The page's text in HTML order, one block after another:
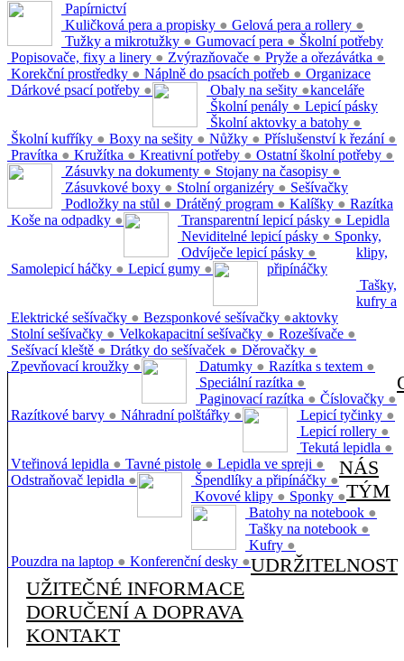
Papírnictví
Kuličková pera a propisky ● Gelová pera a rollery ●
Tužky a mikrotužky ● Gumovací pera ●
Popisovače, fixy a linery ● Zvýrazňovače ● Pryže a ořezávátka ●
Korekční prostředky ● Náplně do psacích potřeb ●
Dárkové psací potřeby ●
Školní potřeby
Obaly na sešity ●
Školní penály ●
Školní aktovky a batohy ●
Školní kufříky ● Boxy na sešity ● Nůžky ● Příslušenství k řezání ●
Pravítka ● Kružítka ● Kreativní potřeby ● Ostatní školní potřeby ●
Organizace
kanceláře
Zásuvky na dokumenty ● Stojany na časopisy ●
Zásuvkové boxy ● Stolní organizéry ●
Podložky na stůl ● Drátěný program ● Kalíšky ●
Koše na odpadky ●
Lepicí pásky
Transparentní lepicí pásky ●
Neviditelné lepicí pásky ●
Odvíječe lepicí pásky ●
Samolepicí háčky ● Lepicí gumy ●
Sešívačky
Elektrické sešívačky ● Bezsponkové sešívačky ●
Stolní sešívačky ● Velkokapacitní sešívačky ● Rozešívače ●
Sešívací kleště ● Drátky do sešívaček ● Děrovačky ●
Zpevňovací kroužky ●
Razítka
Datumky ● Razítka s textem ●
Speciální razítka ●
Paginovací razítka ● Číslovačky ●
Razítkové barvy ● Náhradní polštářky ●
Lepidla
Lepicí tyčinky ●
Lepicí rollery ●
Tekutá lepidla ●
Vteřinová lepidla ● Tavné pistole ● Lepidla ve spreji ●
Odstraňovač lepidla ●
Sponky,
klipy,
připínáčky
Špendlíky a připínáčky ●
Kovové klipy ● Sponky ●
Tašky,
kufry a
aktovky
Batohy na notebook ●
Tašky na notebook ●
Kufry ●
Pouzdra na laptop ● Konferenční desky ●
NÁS
TÝM
UDRŽITELNOST
UŽITEČNÉ INFORMACE
DORUČENÍ A DOPRAVA
KONTAKT